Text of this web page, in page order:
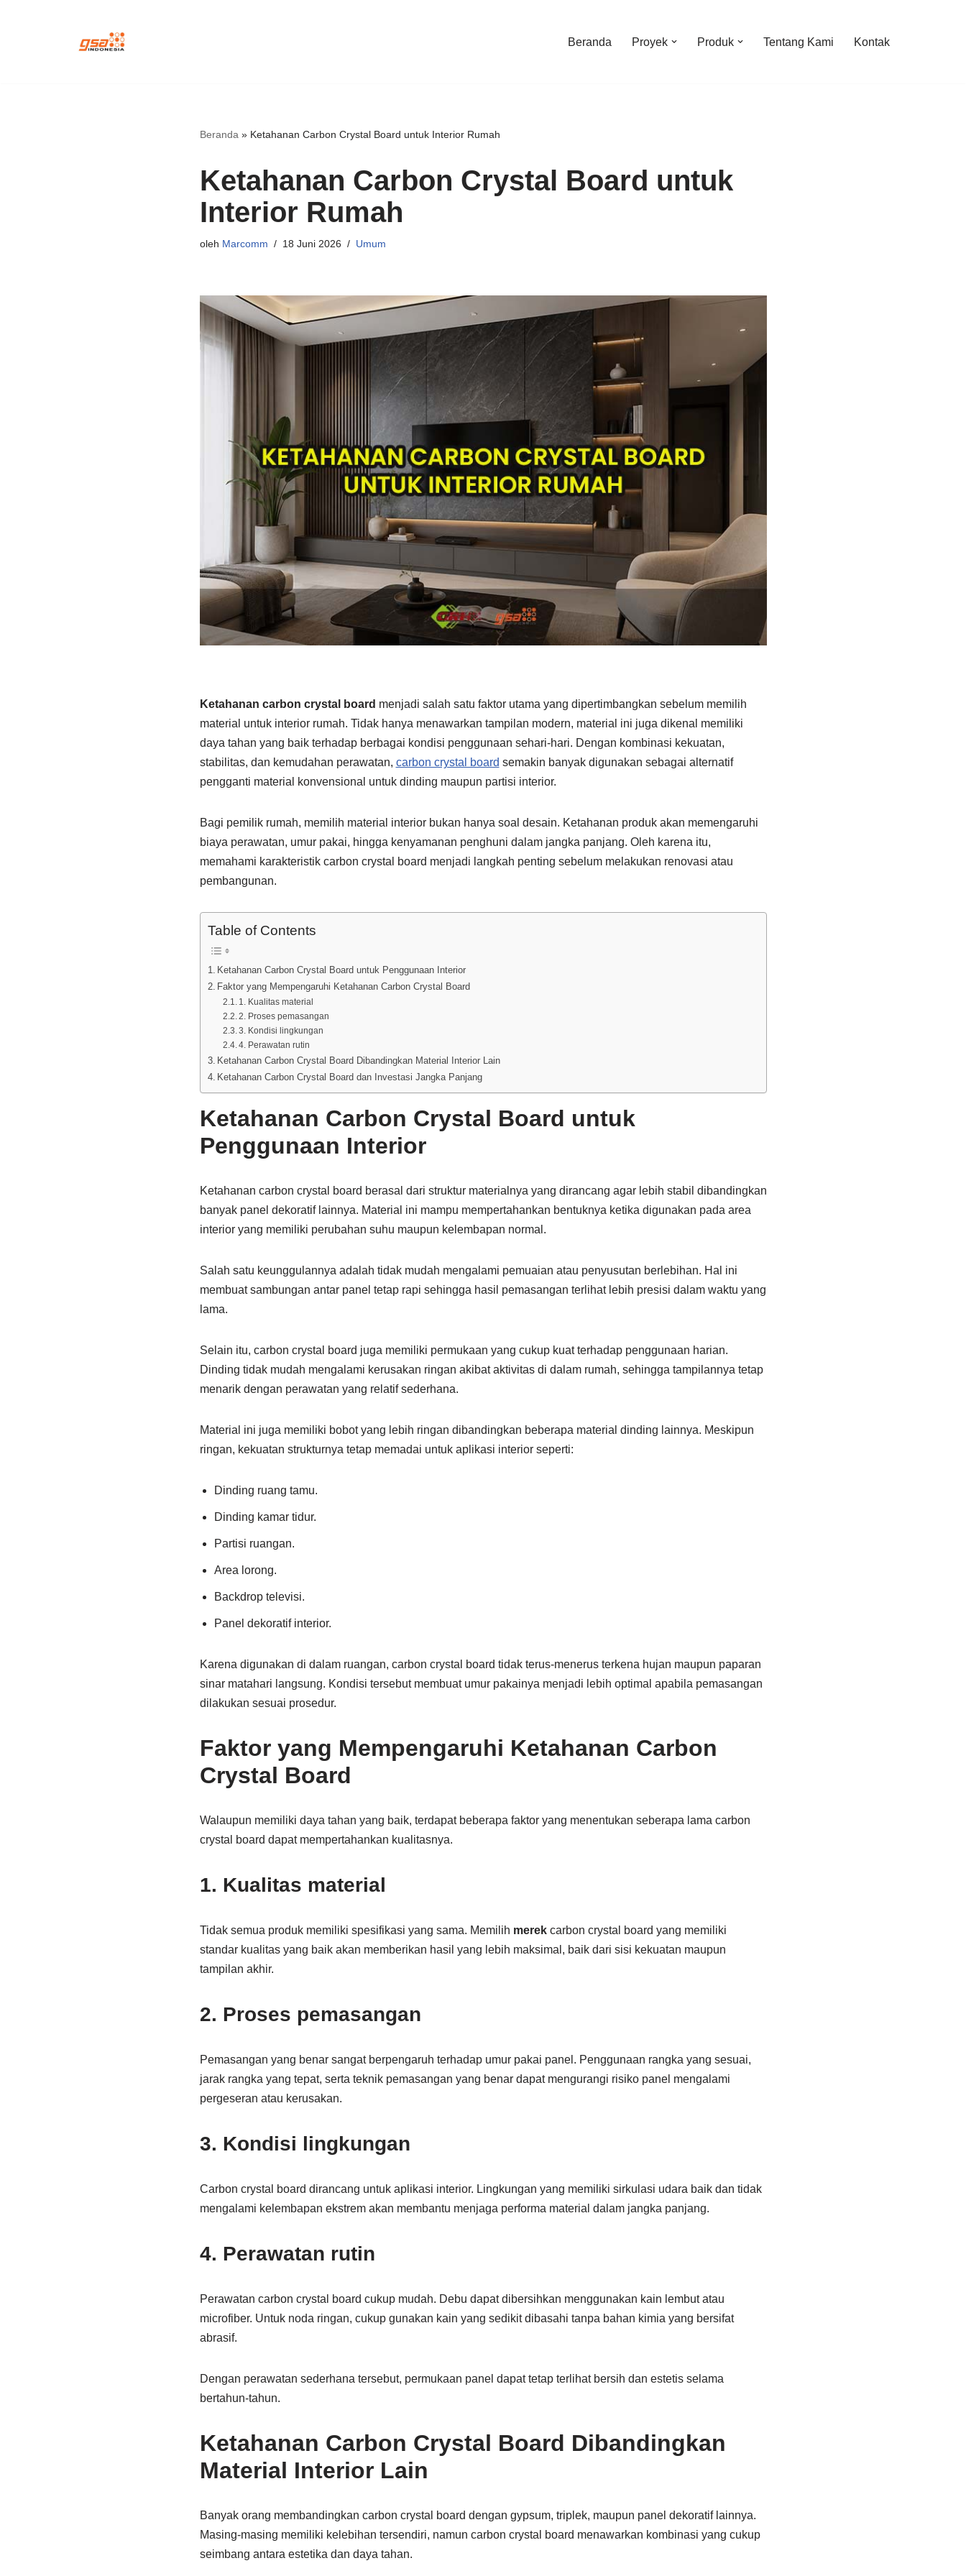
Beranda Proyek Produk Tentang Kami Kontak
Beranda » Ketahanan Carbon Crystal Board untuk Interior Rumah
Ketahanan Carbon Crystal Board untuk
Interior Rumah
oleh Marcomm 18 Juni 2026 Umum
Ketahanan carbon crystal board menjadi salah satu faktor utama yang dipertimbangkan sebelum memilih
material untuk interior rumah. Tidak hanya menawarkan tampilan modern, material ini juga dikenal memiliki
daya tahan yang baik terhadap berbagai kondisi penggunaan sehari-hari. Dengan kombinasi kekuatan,
stabilitas, dan kemudahan perawatan, carbon crystal board semakin banyak digunakan sebagai alternatif
pengganti material konvensional untuk dinding maupun partisi interior.
Bagi pemilik rumah, memilih material interior bukan hanya soal desain. Ketahanan produk akan memengaruhi
biaya perawatan, umur pakai, hingga kenyamanan penghuni dalam jangka panjang. Oleh karena itu,
memahami karakteristik carbon crystal board menjadi langkah penting sebelum melakukan renovasi atau
pembangunan.
Table of Contents
Ketahanan Carbon Crystal Board untuk Penggunaan Interior
Faktor yang Mempengaruhi Ketahanan Carbon Crystal Board
1. Kualitas material
2. Proses pemasangan
3. Kondisi lingkungan
4. Perawatan rutin
Ketahanan Carbon Crystal Board Dibandingkan Material Interior Lain
Ketahanan Carbon Crystal Board dan Investasi Jangka Panjang
Ketahanan Carbon Crystal Board untuk
Penggunaan Interior
Ketahanan carbon crystal board berasal dari struktur materialnya yang dirancang agar lebih stabil dibandingkan
banyak panel dekoratif lainnya. Material ini mampu mempertahankan bentuknya ketika digunakan pada area
interior yang memiliki perubahan suhu maupun kelembapan normal.
Salah satu keunggulannya adalah tidak mudah mengalami pemuaian atau penyusutan berlebihan. Hal ini
membuat sambungan antar panel tetap rapi sehingga hasil pemasangan terlihat lebih presisi dalam waktu yang
lama.
Selain itu, carbon crystal board juga memiliki permukaan yang cukup kuat terhadap penggunaan harian.
Dinding tidak mudah mengalami kerusakan ringan akibat aktivitas di dalam rumah, sehingga tampilannya tetap
menarik dengan perawatan yang relatif sederhana.
Material ini juga memiliki bobot yang lebih ringan dibandingkan beberapa material dinding lainnya. Meskipun
ringan, kekuatan strukturnya tetap memadai untuk aplikasi interior seperti:
Dinding ruang tamu.
Dinding kamar tidur.
Partisi ruangan.
Area lorong.
Backdrop televisi.
Panel dekoratif interior.
Karena digunakan di dalam ruangan, carbon crystal board tidak terus-menerus terkena hujan maupun paparan
sinar matahari langsung. Kondisi tersebut membuat umur pakainya menjadi lebih optimal apabila pemasangan
dilakukan sesuai prosedur.
Faktor yang Mempengaruhi Ketahanan Carbon
Crystal Board
Walaupun memiliki daya tahan yang baik, terdapat beberapa faktor yang menentukan seberapa lama carbon
crystal board dapat mempertahankan kualitasnya.
1. Kualitas material
Tidak semua produk memiliki spesifikasi yang sama. Memilih merekcarbon crystal board yang memiliki
standar kualitas yang baik akan memberikan hasil yang lebih maksimal, baik dari sisi kekuatan maupun
tampilan akhir.
2. Proses pemasangan
Pemasangan yang benar sangat berpengaruh terhadap umur pakai panel. Penggunaan rangka yang sesuai,
jarak rangka yang tepat, serta teknik pemasangan yang benar dapat mengurangi risiko panel mengalami
pergeseran atau kerusakan.
3. Kondisi lingkungan
Carbon crystal board dirancang untuk aplikasi interior. Lingkungan yang memiliki sirkulasi udara baik dan tidak
mengalami kelembapan ekstrem akan membantu menjaga performa material dalam jangka panjang.
4. Perawatan rutin
Perawatan carbon crystal board cukup mudah. Debu dapat dibersihkan menggunakan kain lembut atau
microfiber. Untuk noda ringan, cukup gunakan kain yang sedikit dibasahi tanpa bahan kimia yang bersifat
abrasif.
Dengan perawatan sederhana tersebut, permukaan panel dapat tetap terlihat bersih dan estetis selama
bertahun-tahun.
Ketahanan Carbon Crystal Board Dibandingkan
Material Interior Lain
Banyak orang membandingkan carbon crystal board dengan gypsum, triplek, maupun panel dekoratif lainnya.
Masing-masing memiliki kelebihan tersendiri, namun carbon crystal board menawarkan kombinasi yang cukup
seimbang antara estetika dan daya tahan.